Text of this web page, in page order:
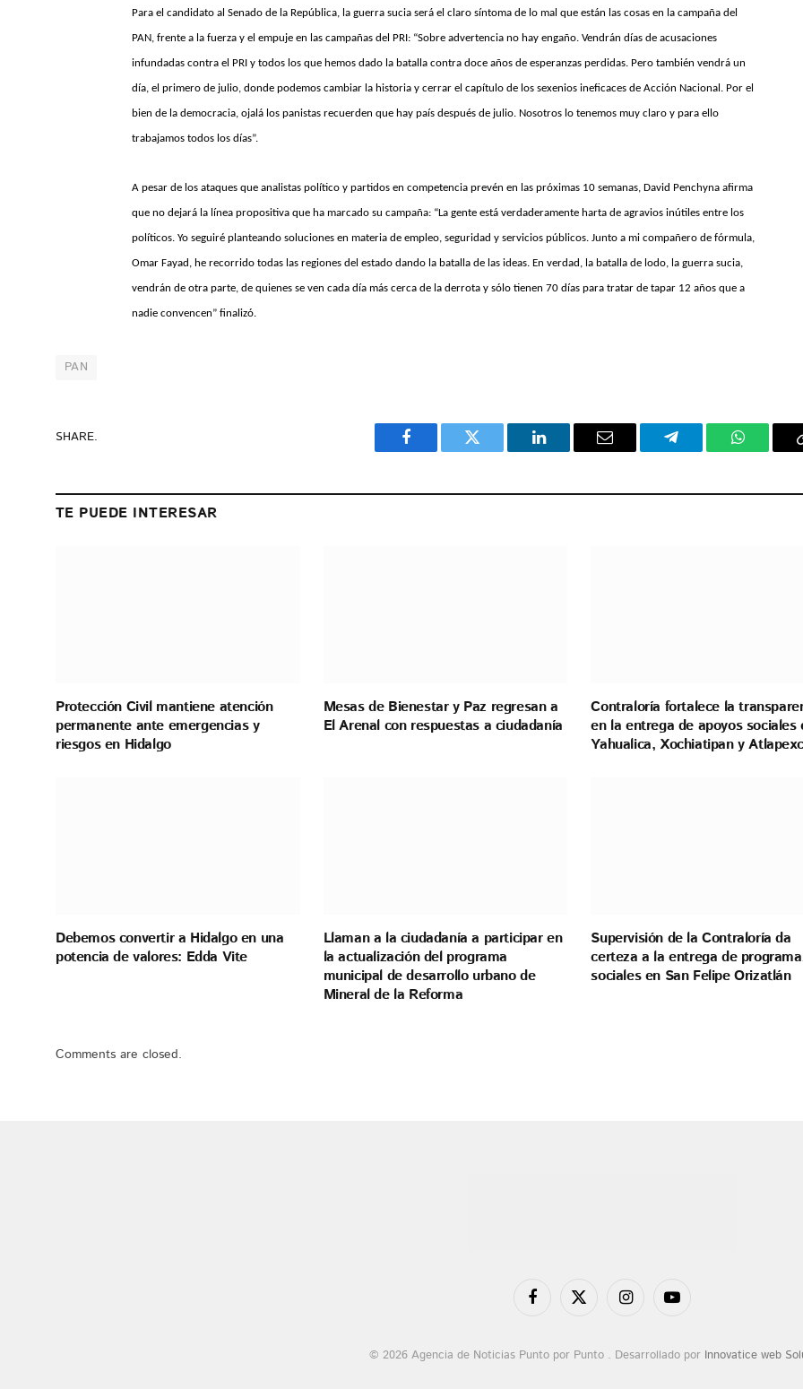
Para el candidato al Senado de la República, la guerra sucia será el claro síntoma de lo mal que están las cosas en la campaña del
PAN, frente a la fuerza y el empuje en las campañas del PRI: “Sobre advertencia no hay engaño. Vendrán días de acusaciones
infundadas contra el PRI y todos los que hemos dado la batalla contra doce años de esperanzas perdidas. Pero también vendrá un
día, el primero de julio, donde podemos cambiar la historia y cerrar el capítulo de los sexenios ineficaces de Acción Nacional. Por el
bien de la democracia, ojalá los panistas recuerden que hay país después de julio. Nosotros lo tenemos muy claro y para ello
trabajamos todos los días”.
A pesar de los ataques que analistas político y partidos en competencia prevén en las próximas 10 semanas, David Penchyna afirma
que no dejará la línea propositiva que ha marcado su campaña: “La gente está verdaderamente harta de agravios inútiles entre los
políticos. Yo seguiré planteando soluciones en materia de empleo, seguridad y servicios públicos. Junto a mi compañero de fórmula,
Omar Fayad, he recorrido todas las regiones del estado dando la batalla de las ideas. En verdad, la batalla de lodo, la guerra sucia,
vendrán de otra parte, de quienes se ven cada día más cerca de la derrota y sólo tienen 70 días para tratar de tapar 12 años que a
nadie convencen” finalizó.
PAN
SHARE.
Facebook Twitter LinkedIn Email Telegram
TE PUEDE INTERESAR
Protección Civil mantiene atención
permanente ante emergencias y
riesgos en Hidalgo
Mesas de Bienestar y Paz regresan a
El Arenal con respuestas a ciudadanía
Contraloría fortalece la
en la entrega de apoyos sociales
Yahualica, Xochiatipan y
Debemos convertir a Hidalgo en una
potencia de valores: Edda Vite
Llaman a la ciudadanía a participar en
la actualización del programa
municipal de desarrollo urbano de
Mineral de la Reforma
Supervisión de la Contraloría da
certeza a la entrega de
sociales en San Felipe Orizatlán
Comments are closed.
FacebookX
InstagramYouTube
© 2026 Agencia de Noticias Punto por Punto . Desarrollado por Innovatice web